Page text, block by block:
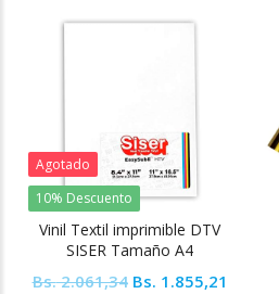
Agotado
10% Descuento
Vinil Textil imprimible DTV
SISER Tamaño A4
Bs.2.061,34 Original
Bs. 1.855,21